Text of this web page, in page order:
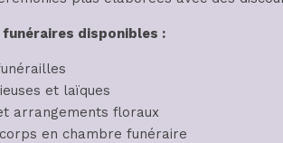
disponibles :
et laïques
arrangements floraux
en chambre funéraire